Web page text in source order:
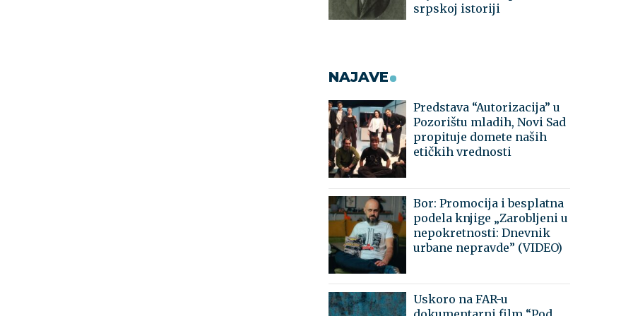
srpskoj istoriji
NAJAVE
Predstava “Autorizacija” u
Pozorištu mladih, Novi Sad
propituje domete naših
etičkih vrednosti
Bor: Promocija i besplatna
podela knjige „Zarobljeni u
nepokretnosti: Dnevnik
urbane nepravde” (VIDEO)
Uskoro na FAR-u